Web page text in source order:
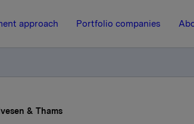
approach Portfolio companies
& Thams